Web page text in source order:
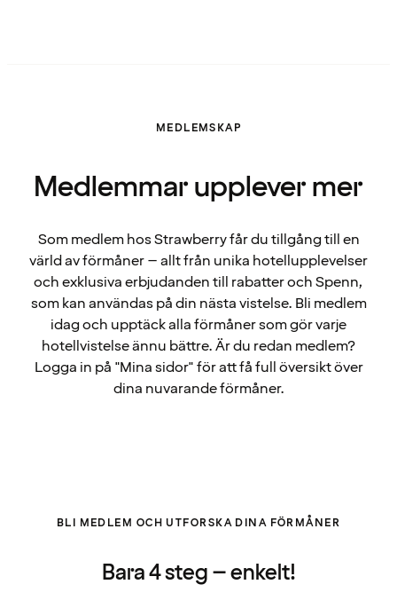
MEDLEMSKAP
Medlemmar upplever mer
Som medlem hos Strawberry får du tillgång till en
värld av förmåner – allt från unika hotellupplevelser
och exklusiva erbjudanden till rabatter och Spenn,
som kan användas på din nästa vistelse. Bli medlem
idag och upptäck alla förmåner som gör varje
hotellvistelse ännu bättre. Är du redan medlem?
Logga in på "Mina sidor" för att få full översikt över
dina nuvarande förmåner.
BLI MEDLEM OCH UTFORSKA DINA FÖRMÅNER
Bara 4 steg – enkelt!